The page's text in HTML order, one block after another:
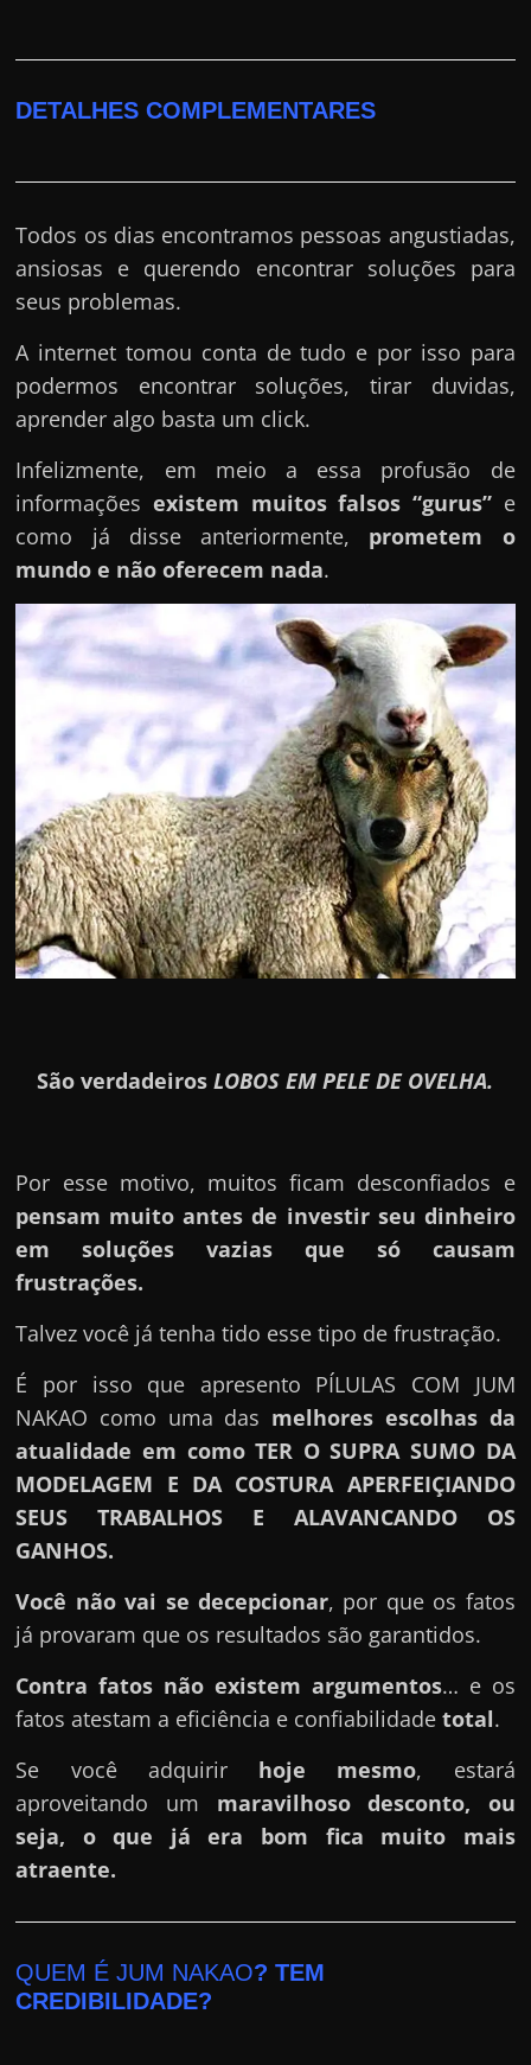
DETALHES COMPLEMENTARES
Todos os dias encontramos pessoas angustiadas,
ansiosas e querendo encontrar soluções para
seus problemas.
A internet tomou conta de tudo e por isso para
podermos encontrar soluções, tirar duvidas,
aprender algo basta um click.
Infelizmente, em meio a essa profusão de
informaçõesexistem muitos falsos “gurus”e
como já disse anteriormente, prometem o
mundo e não oferecem nada.
São verdadeirosLOBOS EM PELE DE OVELHA.
Por esse motivo, muitos ficam desconfiados e
pensam muito antes de investir seu dinheiro
em soluções vazias que só causam
frustrações.
Talvez você já tenha tido esse tipo de frustração.
É por isso que apresento PÍLULAS COM JUM
NAKAO como uma das melhores escolhas da
atualidade em como TER O SUPRA SUMO DA
MODELAGEM E DA COSTURA APERFEIÇIANDO
SEUS TRABALHOS E ALAVANCANDO OS
GANHOS.
Você não vai se decepcionar, por que os fatos
já provaram que os resultados são garantidos.
Contra fatos não existem argumentos… e os
fatos atestam a eficiência e confiabilidadetotal.
Se você adquirir hoje mesmo, estará
aproveitando um maravilhoso desconto, ou
seja, o que já era bom fica muito mais
atraente.
QUEM É JUM NAKAO? TEM
CREDIBILIDADE?